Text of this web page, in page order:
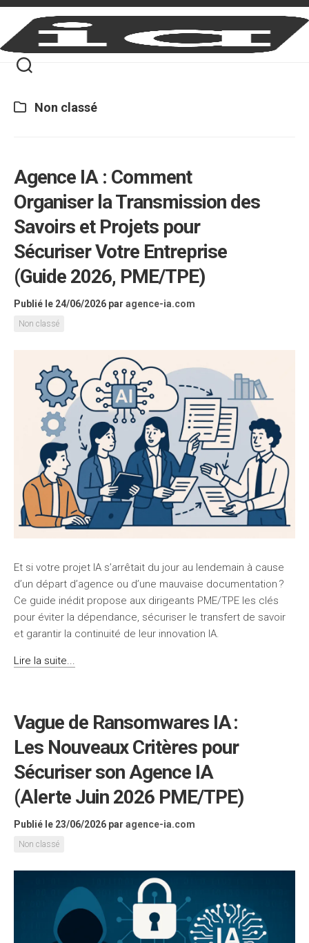
Skip
content
Non classé
Agence IA : Comment
Organiser la Transmission des
Savoirs et Projets pour
Sécuriser Votre Entreprise
(Guide 2026, PME/TPE)
Publié le 24/06/2026 par agence-ia.com
Non classé
Et si votre projet IA s’arrêtait du jour au lendemain à cause
d’un départ d’agence ou d’une mauvaise documentation ?
Ce guide inédit propose aux dirigeants PME/TPE les clés
pour éviter la dépendance, sécuriser le transfert de savoir
et garantir la continuité de leur innovation IA.
Lire la suite...
Vague de Ransomwares IA :
Les Nouveaux Critères pour
Sécuriser son Agence IA
(Alerte Juin 2026 PME/TPE)
Publié le 23/06/2026 par agence-ia.com
Non classé